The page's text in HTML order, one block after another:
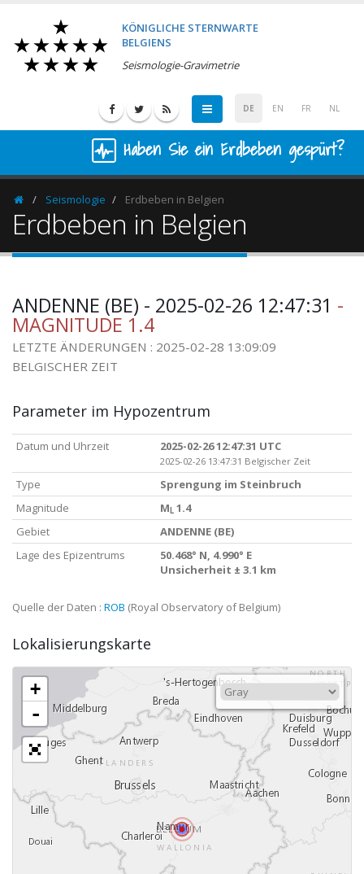
KÖNIGLICHE STERNWARTE
BELGIENS
Seismologie-Gravimetrie
DE EN FR NL
Haben Sie ein Erdbeben gespürt?
HomepageSeismologie Erdbeben in Belgien
Erdbeben in Belgien
ANDENNE (BE) - 2025-02-26 12:47:31 -
MAGNITUDE 1.4
LETZTE ÄNDERUNGEN : 2025-02-28 13:09:09
BELGISCHER ZEIT
Parameter im Hypozentrum
Datum und Uhrzeit 2025-02-26 12:47:31 UTC
2025-02-26 13:47:31 Belgischer Zeit
Type
Sprengung im Steinbruch
Magnitude
M L 1.4
Gebiet
ANDENNE (BE)
Lage des Epizentrums
50.468° N, 4.990° E
Unsicherheit ± 3.1 km
Quelle der Daten : ROB (Royal Observatory of Belgium)
Lokalisierungskarte
+
-